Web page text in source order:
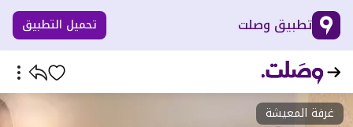
تطبيق وصلت تحميل التطبيق
غرفة المعيشة